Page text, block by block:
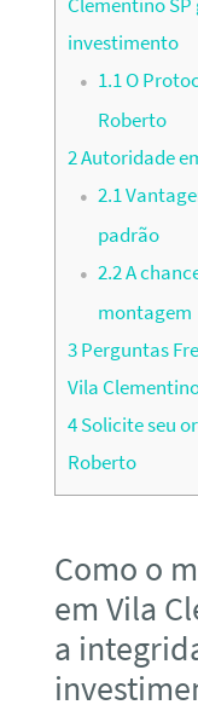
investimento
1.1O
Roberto
2Autoridade
2.1
padrão
2.2A
montagem
3Perguntas
Vila
4Solicite seu
Roberto
Como o
em Vila
a